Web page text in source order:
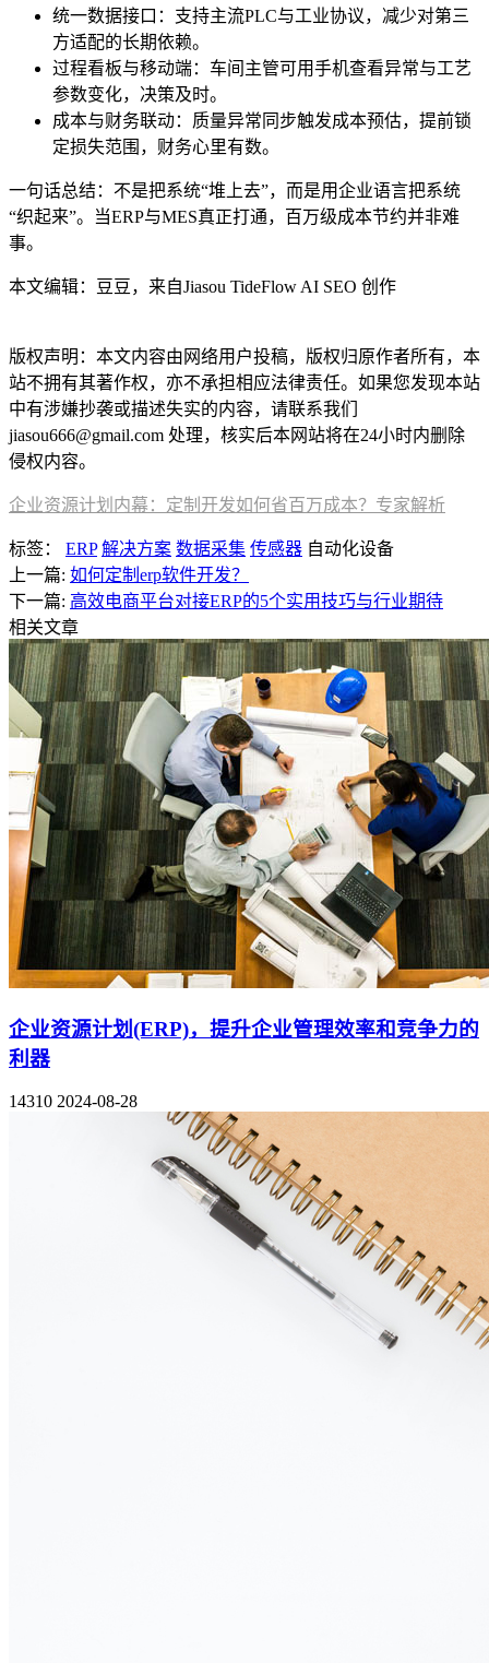
统一数据接口：支持主流PLC与工业协议，减少对第三
方适配的长期依赖。
过程看板与移动端：车间主管可用手机查看异常与工艺
参数变化，决策及时。
成本与财务联动：质量异常同步触发成本预估，提前锁
定损失范围，财务心里有数。
一句话总结：不是把系统“堆上去”，而是用企业语言把系统
“织起来”。当ERP与MES真正打通，百万级成本节约并非难
事。
本文编辑：豆豆，来自Jiasou TideFlow AI SEO 创作
版权声明：本文内容由网络用户投稿，版权归原作者所有，本
站不拥有其著作权，亦不承担相应法律责任。如果您发现本站
中有涉嫌抄袭或描述失实的内容，请联系我们
jiasou666@gmail.com 处理，核实后本网站将在24小时内删除
侵权内容。
企业资源计划内幕：定制开发如何省百万成本？专家解析
标签： ERP 解决方案 数据采集 传感器 自动化设备
上一篇: 如何定制erp软件开发？
下一篇: 高效电商平台对接ERP的5个实用技巧与行业期待
相关文章
企业资源计划(ERP)，提升企业管理效率和竞争力的
利器
14310 2024-08-28